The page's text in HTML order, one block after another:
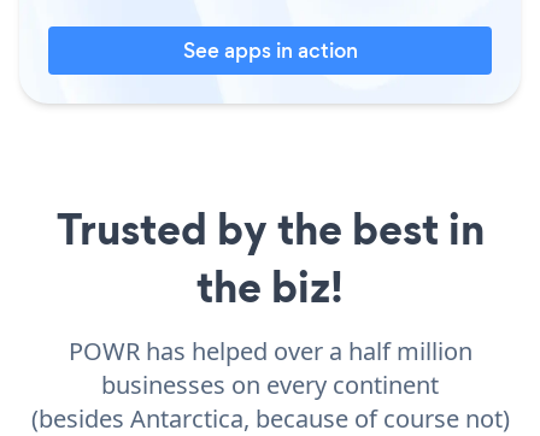
See apps in action
Trusted by the best in
the biz!
POWR has helped over a half million
businesses on every continent
(besides Antarctica, because of course not)